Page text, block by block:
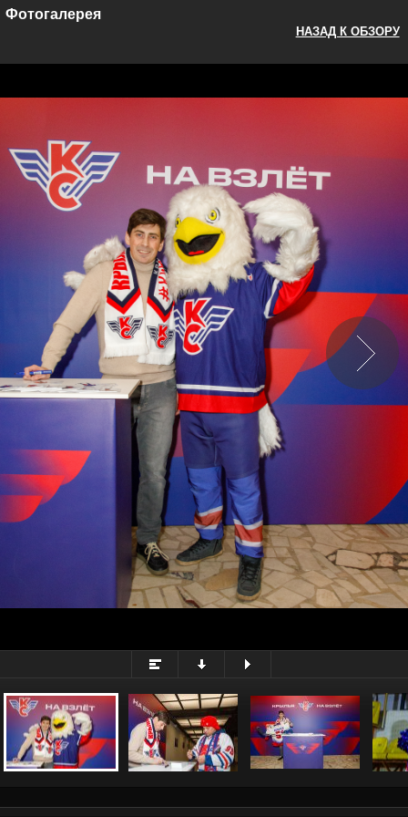
Фотогалерея
НАЗАД К ОБЗОРУ